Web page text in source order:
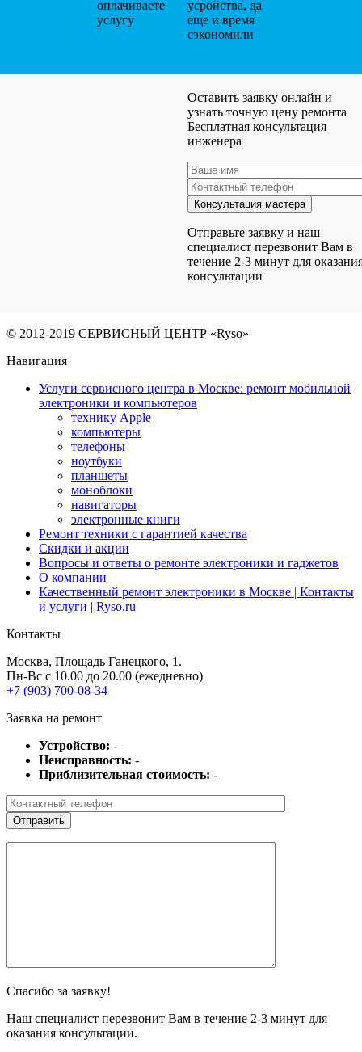
оплачиваете
услугу
усройства, да
еще и время
сэкономили
Оставить заявку онлайн и
узнать точную цену ремонта
Бесплатная консультация
инженера
Отправьте заявку и наш
специалист перезвонит Вам в
течение 2-3 минут для
консультации
© 2012-2019 СЕРВИСНЫЙ ЦЕНТР «Ryso»
Навигация
Услуги сервисного центра в Москве: ремонт мобильной
электроники и компьютеров
технику Apple
компьютеры
телефоны
ноутбуки
планшеты
моноблоки
навигаторы
электронные книги
Ремонт техники с гарантией качества
Скидки и акции
Вопросы и ответы о ремонте электроники и гаджетов
О компании
Качественный ремонт электроники в Москве | Контакты
и услуги | Ryso.ru
Контакты
Москва, Площадь Ганецкого, 1.
Пн-Вс с 10.00 до 20.00 (ежедневно)
+7 (903) 700-08-34
Заявка на ремонт
Устройство: -
Неисправность: -
Приблизительная стоимость: -
Спасибо за заявку!
Наш специалист перезвонит Вам в течение 2-3 минут для
оказания консультации.